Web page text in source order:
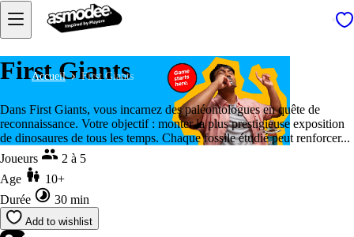
Accueil First Giants
First Giants
Dans First Giants, vous incarnez des paléontologues en quête de
reconnaissance. Votre objectif : monter la plus prestigieuse exposition
de dinosaures de tous les temps. Chaque fossile étudié peut renforcer...
Joueurs
2 à 5
Age
10+
Durée
30 min
Add to wishlist